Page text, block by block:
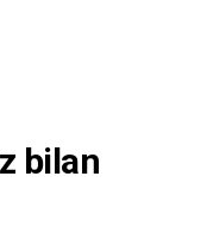
bilan